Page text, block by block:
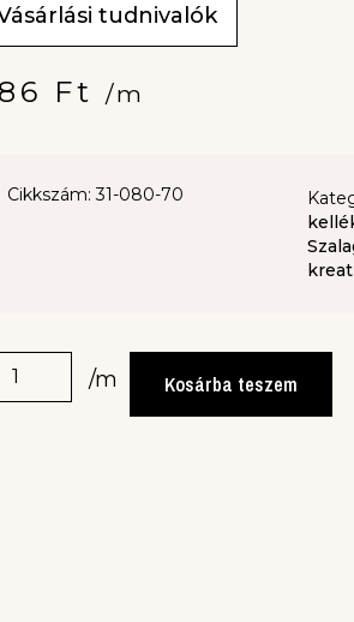
tudnivalók
Ft /m
Cikkszám: 31-080-70
/m Kosárba teszem